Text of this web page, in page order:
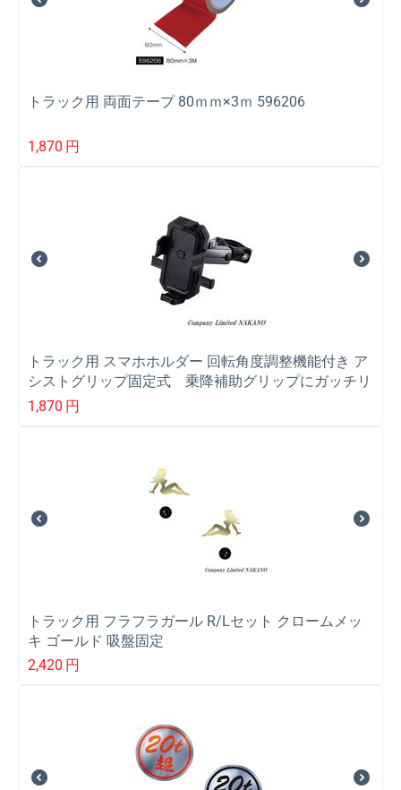
トラック用 両面テープ 80ｍｍ×3ｍ 596206
1,870 円
トラック用 スマホホルダー 回転角度調整機能付き ア
シストグリップ固定式 乗降補助グリップにガッチリ
固定 592096
1,870 円
トラック用 フラフラガール R/Lセット クロームメッ
キ ゴールド 吸盤固定
2,420 円